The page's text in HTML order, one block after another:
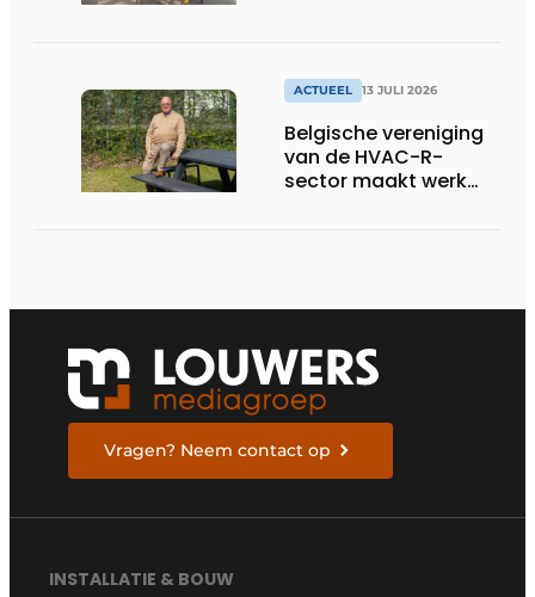
ACTUEEL 13 JULI 2026
Belgische vereniging
van de HVAC-R-
sector maakt werk
Vragen? Neem contact op
INSTALLATIE & BOUW